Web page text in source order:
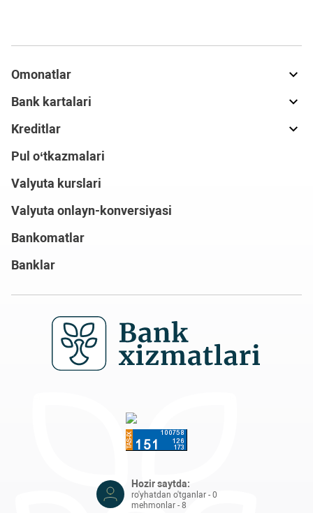
Omonatlar
Bank kartalari
Kreditlar
Pul o‘tkazmalari
Valyuta kurslari
Valyuta onlayn-konversiyasi
Bankomatlar
Banklar
Hozir saytda:
ro'yhatdan o'tganlar - 0
mehmonlar - 8